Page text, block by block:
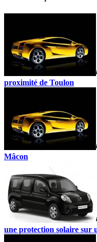
proximité de Toulon
Mâcon
une protection solaire sur